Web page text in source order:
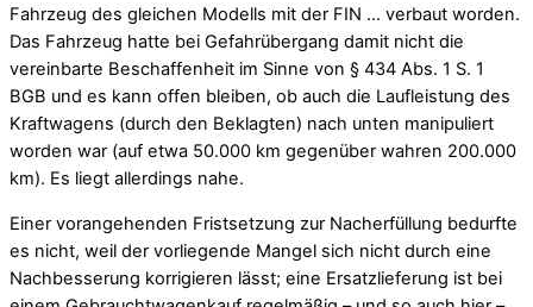
Fahrzeug des gleichen Modells mit der FIN … verbaut worden.
Das Fahrzeug hatte bei Gefahrübergang damit nicht die
vereinbarte Beschaffenheit im Sinne von § 434 Abs. 1 S. 1
BGB und es kann offen bleiben, ob auch die Laufleistung des
Kraftwagens (durch den Beklagten) nach unten manipuliert
worden war (auf etwa 50.000 km gegenüber wahren 200.000
km). Es liegt allerdings nahe.
Einer vorangehenden Fristsetzung zur Nacherfüllung bedurfte
es nicht, weil der vorliegende Mangel sich nicht durch eine
Nachbesserung korrigieren lässt; eine Ersatzlieferung ist bei